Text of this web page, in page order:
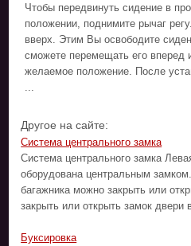
Чтобы передвинуть сидение в
положении, поднимите рычаг
вверх. Этим Вы освободите
сможете перемещать его вперед
желаемое положение. После
Другое на сайте:
Система центрального замка
Система центрального замка
оборудована центральным
багажника можно закрыть или
закрыть или открыть замок двери
Буксировка